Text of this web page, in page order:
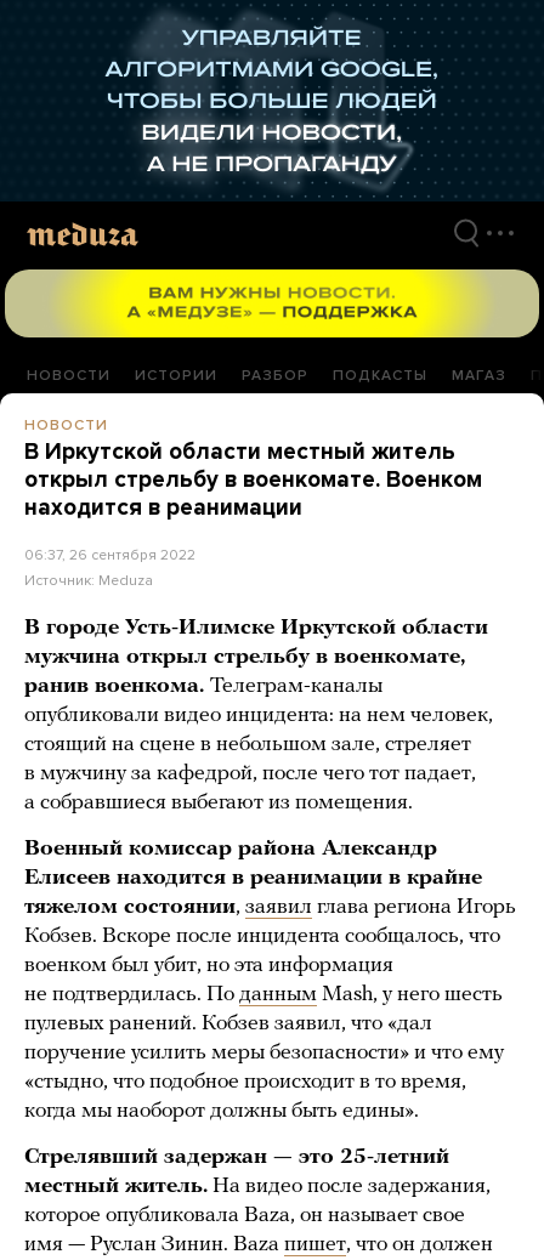
НОВОСТИ ИСТОРИИ РАЗБОР ПОДКАСТЫ МАГАЗ
НОВОСТИ
В Иркутской области местный житель
открыл стрельбу в военкомате. Военком
находится в реанимации
06:37, 26 сентября 2022
Источник: Meduza
В городе Усть-Илимске Иркутской области
мужчина открыл стрельбу в военкомате,
ранив военкома. Телеграм-каналы
опубликовали видео инцидента: на нем человек,
стоящий на сцене в небольшом зале, стреляет
в мужчину за кафедрой, после чего тот падает,
а собравшиеся выбегают из помещения.
Военный комиссар района Александр
Елисеев находится в реанимации в крайне
тяжелом состоянии, заявил глава региона Игорь
Кобзев. Вскоре после инцидента сообщалось, что
военком был убит, но эта информация
не подтвердилась. По данным Mash, у него шесть
пулевых ранений. Кобзев заявил, что «дал
поручение усилить меры безопасности» и что ему
«стыдно, что подобное происходит в то время,
когда мы наоборот должны быть едины».
Стрелявший задержан — это 25-летний
местный житель. На видео после задержания,
которое опубликовала Baza, он называет свое
имя — Руслан Зинин. Baza пишет, что он должен